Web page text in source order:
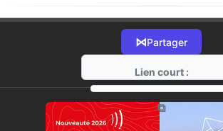
⋈Partager
Lien court :
https://radio-g.fr?13770
⧉